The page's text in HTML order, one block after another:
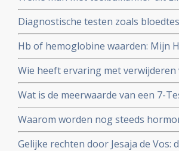
de Limburger?
Diagnostische testen zoals
enz, wat zijn dat? Waarvoor dienen
Hb of hemoglobine waarden: Mijn
Wie heeft ervaring met
Wat is de meerwaarde van een 7-
Waarom worden nog steeds
bekend is dat dit kanker
Gelijke rechten door Jesaja de